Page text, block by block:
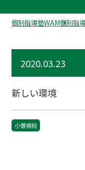
個別指導塾WAM個別指
2020.03.23
新しい環境
小曽根校